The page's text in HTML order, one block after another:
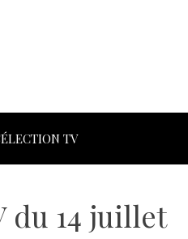
TV
du 14 juillet